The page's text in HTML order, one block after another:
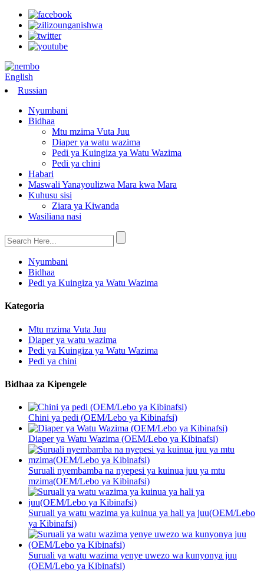
English
Russian
Nyumbani
Bidhaa
Mtu mzima Vuta Juu
Diaper ya watu wazima
Pedi ya Kuingiza ya Watu Wazima
Pedi ya chini
Habari
Maswali Yanayoulizwa Mara kwa Mara
Kuhusu sisi
Ziara ya Kiwanda
Wasiliana nasi
Nyumbani
Bidhaa
Pedi ya Kuingiza ya Watu Wazima
Kategoria
Mtu mzima Vuta Juu
Diaper ya watu wazima
Pedi ya Kuingiza ya Watu Wazima
Pedi ya chini
Bidhaa za Kipengele
Chini ya pedi (OEM/Lebo ya Kibinafsi)
Diaper ya Watu Wazima (OEM/Lebo ya Kibinafsi)
Suruali nyembamba na nyepesi ya kuinua juu ya mtu
mzima(OEM/Lebo ya Kibinafsi)
Suruali ya watu wazima ya kuinua ya hali ya juu(OEM/Lebo
ya Kibinafsi)
Suruali ya watu wazima yenye uwezo wa kunyonya juu
(OEM/Lebo ya Kibinafsi)